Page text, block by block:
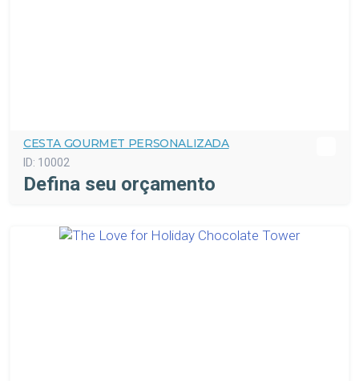
CESTA GOURMET PERSONALIZADA
ID: 10002
Defina seu orçamento